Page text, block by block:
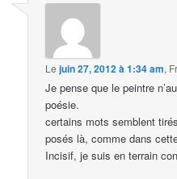
Lejuin 27, 2012 à 1:34 am,
Je pense que le peintre
poésie.
certains mots semblent
posés là, comme dans
Incisif, je suis en terrain